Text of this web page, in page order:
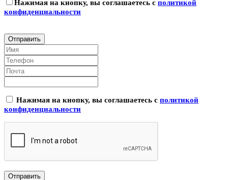
Нажимая на кнопку, вы соглашаетесь с политикой
конфиденциальности
Нажимая на кнопку, вы соглашаетесь с политикой
конфиденциальности